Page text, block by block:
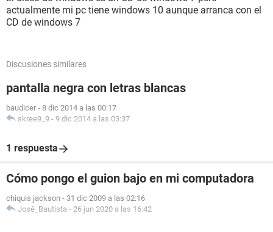
actualmente mi pc tiene windows 10 aunque arranca con el
CD de windows 7
Discusiones similares
pantalla negra con letras blancas
baudicer - 8 dic 2014 a las 00:17
skree9_9 - 9 dic 2014 a las 03:37
1 respuesta
Cómo pongo el guion bajo en mi computadora
chiquis jackson - 31 dic 2009 a las 02:16
José_Bautista - 26 jun 2020 a las 16:42